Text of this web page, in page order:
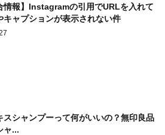
情報】Instagramの引用でURLを入れて
キャプションが表示されない件
スシャンプーって何がいいの？無印良品
ャ...